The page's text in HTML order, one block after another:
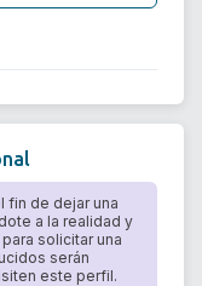
fin de dejar una
a la realidad y
solicitar una
serán
este perfil.